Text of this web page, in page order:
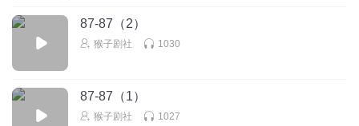
87-87（2）
猴子剧社 1030
87-87（1）
猴子剧社 1027